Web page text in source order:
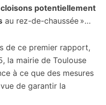
potentiellement
au rez-de-chaussée »…
de ce premier rapport,
la mairie de Toulouse
à ce que des mesures
de garantir la